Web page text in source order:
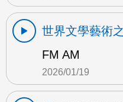
世界文學藝術
FM AM
2026/01/19